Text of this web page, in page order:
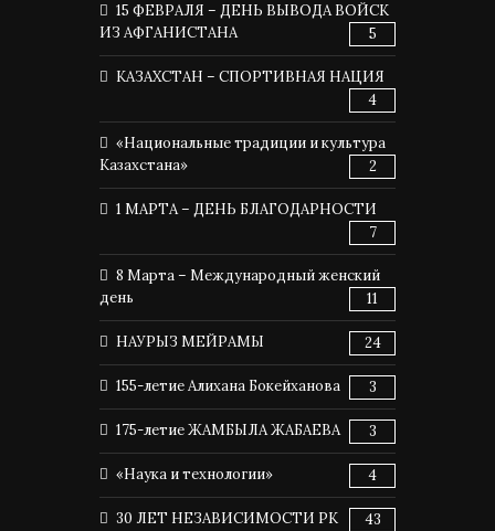
15 ФЕВРАЛЯ – ДЕНЬ ВЫВОДА ВОЙСК
ИЗ АФГАНИСТАНА
5
КАЗАХСТАН – СПОРТИВНАЯ НАЦИЯ
4
«Национальные традиции и культура
Казахстана»
2
1 МАРТА – ДЕНЬ БЛАГОДАРНОСТИ
7
8 Марта – Международный женский
день
11
НАУРЫЗ МЕЙРАМЫ 24
155-летие Алихана Бокейханова 3
175-летие ЖАМБЫЛА ЖАБАЕВА 3
«Наука и технологии» 4
30 ЛЕТ НЕЗАВИСИМОСТИ РК 43